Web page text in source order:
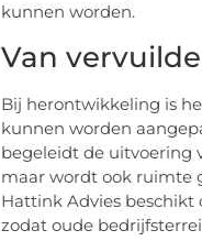
kunnen worden.
Van
Bij herontwikkeling is
kunnen worden
begeleidt de uitvoering
maar wordt ook ruimte
Hattink Advies beschikt
zodat oude